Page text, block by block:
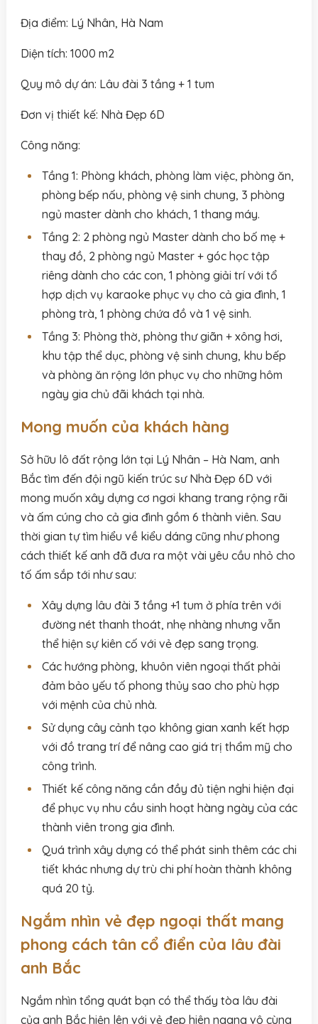
Địa điểm: Lý Nhân, Hà Nam
Diện tích: 1000 m2
Quy mô dự án: Lâu đài 3 tầng + 1 tum
Đơn vị thiết kế: Nhà Đẹp 6D
Công năng:
Tầng 1: Phòng khách, phòng làm việc, phòng ăn,
phòng bếp nấu, phòng vệ sinh chung, 3 phòng
ngủ master dành cho khách, 1 thang máy.
Tầng 2: 2 phòng ngủ Master dành cho bố mẹ +
thay đồ, 2 phòng ngủ Master + góc học tập
riêng dành cho các con, 1 phòng giải trí với tổ
hợp dịch vụ karaoke phục vụ cho cả gia đình, 1
phòng trà, 1 phòng chứa đồ và 1 vệ sinh.
Tầng 3: Phòng thờ, phòng thư giãn + xông hơi,
khu tập thể dục, phòng vệ sinh chung, khu bếp
và phòng ăn rộng lớn phục vụ cho những hôm
ngày gia chủ đãi khách tại nhà.
Mong muốn của khách hàng
Sở hữu lô đất rộng lớn tại Lý Nhân – Hà Nam, anh
Bắc tìm đến đội ngũ kiến trúc sư Nhà Đẹp 6D với
mong muốn xây dựng cơ ngơi khang trang rộng rãi
và ấm cúng cho cả gia đình gồm 6 thành viên. Sau
thời gian tự tìm hiểu về kiểu dáng cũng như phong
cách thiết kế anh đã đưa ra một vài yêu cầu nhỏ cho
tố ấm sắp tới như sau:
Xây dựng lâu đài 3 tầng +1 tum ở phía trên với
đường nét thanh thoát, nhẹ nhàng nhưng vẫn
thể hiện sự kiên cố với vẻ đẹp sang trọng.
Các hướng phòng, khuôn viên ngoại thất phải
đảm bảo yếu tố phong thủy sao cho phù hợp
với mệnh của chủ nhà.
Sử dụng cây cảnh tạo không gian xanh kết hợp
với đồ trang trí để nâng cao giá trị thẩm mỹ cho
công trình.
Thiết kế công năng cần đầy đủ tiện nghi hiện đại
để phục vụ nhu cầu sinh hoạt hàng ngày của các
thành viên trong gia đình.
Quá trình xây dựng có thể phát sinh thêm các chi
tiết khác nhưng dự trù chi phí hoàn thành không
quá 20 tỷ.
Ngắm nhìn vẻ đẹp ngoại thất mang
phong cách tân cổ điển của lâu đài
anh Bắc
Ngắm nhìn tổng quát bạn có thể thấy tòa lâu đài
của anh Bắc hiện lên với vẻ đẹp hiên ngang vô cùng